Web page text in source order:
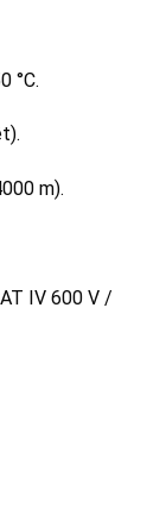
°C.
m).
IV 600 V /